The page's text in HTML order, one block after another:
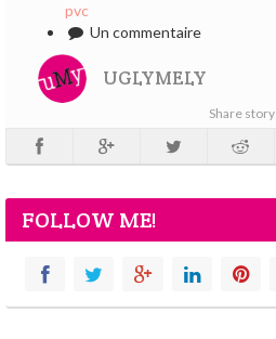
pvc
Un commentaire
UGLYMELY
Share story
FOLLOW ME!